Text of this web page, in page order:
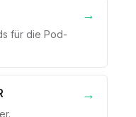
für die Pod-